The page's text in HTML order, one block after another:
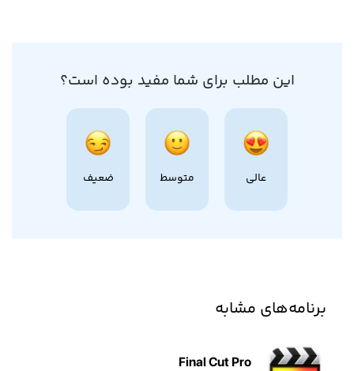
این مطلب برای شما مفید بوده است؟
عالی متوسط ضعیف
برنامه‌های مشابه
Final Cut Pro